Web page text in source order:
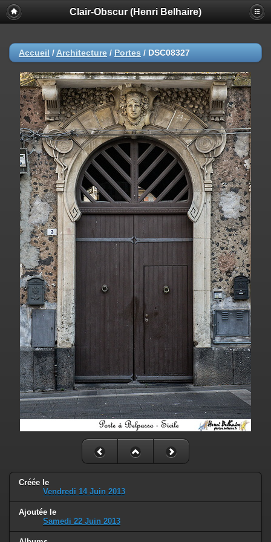
Clair-Obscur (Henri Belhaire)
Accueil / Architecture / Portes / DSC08327
Créée le
Vendredi 14 Juin 2013
Ajoutée le
Samedi 22 Juin 2013